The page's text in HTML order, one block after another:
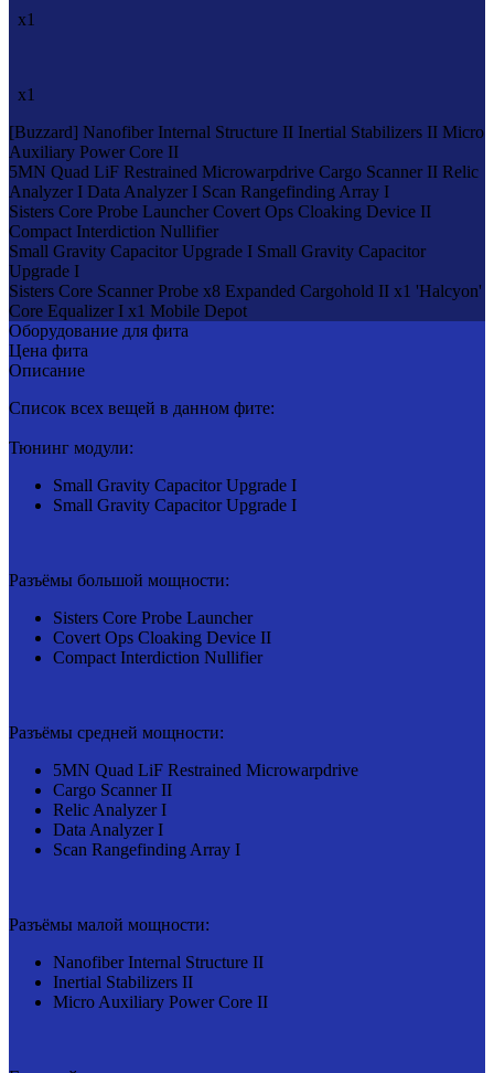
x1
x1
[Buzzard] Nanofiber Internal Structure II Inertial Stabilizers II Micro
Auxiliary Power Core II
5MN Quad LiF Restrained Microwarpdrive Cargo Scanner II Relic
Analyzer I Data Analyzer I Scan Rangefinding Array I
Sisters Core Probe Launcher Covert Ops Cloaking Device II
Compact Interdiction Nullifier
Small Gravity Capacitor Upgrade I Small Gravity Capacitor
Upgrade I
Sisters Core Scanner Probe x8 Expanded Cargohold II x1 'Halcyon'
Core Equalizer I x1 Mobile Depot
Оборудование для фита
Цена фита
Описание
Список всех вещей в данном фите:
Тюнинг модули:
Small Gravity Capacitor Upgrade I
Small Gravity Capacitor Upgrade I
Разъёмы большой мощности:
Sisters Core Probe Launcher
Covert Ops Cloaking Device II
Compact Interdiction Nullifier
Разъёмы средней мощности:
5MN Quad LiF Restrained Microwarpdrive
Cargo Scanner II
Relic Analyzer I
Data Analyzer I
Scan Rangefinding Array I
Разъёмы малой мощности:
Nanofiber Internal Structure II
Inertial Stabilizers II
Micro Auxiliary Power Core II